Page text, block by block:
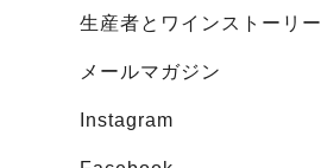
生産者とワインストーリー
メールマガジン
Instagram